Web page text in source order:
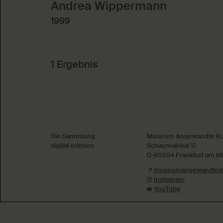
Andrea Wippermann
1999
1 Ergebnis
Die Sammlung
digital erleben
Museum Angewandte
Schaumainkai 17
D-60594 Frankfurt am
Instagram
YouTube